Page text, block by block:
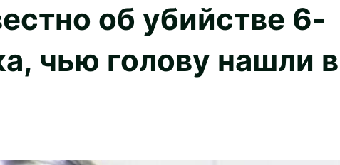
об убийстве 6-
чью голову нашли в